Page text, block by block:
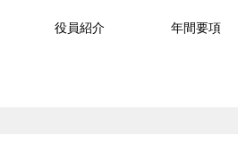
役員紹介 年間要項